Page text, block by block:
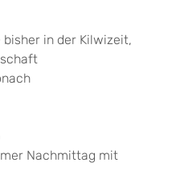
in der Kilwizeit,
Nachmittag mit